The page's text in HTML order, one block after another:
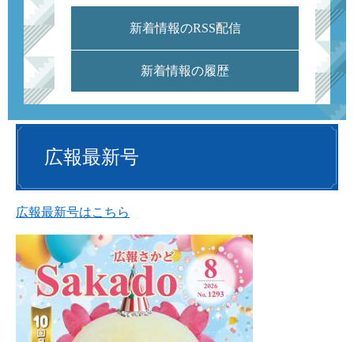
新着情報のRSS配信
新着情報の履歴
広報最新号
広報最新号はこちら